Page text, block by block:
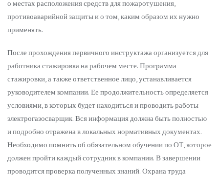
о местах расположения средств для пожаротушения,
противоаварийной защиты и о том, каким образом их нужно
применять.
После прохождения первичного инструктажа организуется для
работника стажировка на рабочем месте. Программа
стажировки, а также ответственное лицо, устанавливается
руководителем компании. Ее продолжительность определяется
условиями, в которых будет находиться и проводить работы
электрогазосварщик. Вся информация должна быть полностью
и подробно отражена в локальных нормативных документах.
Необходимо помнить об обязательном обучении по ОТ, которое
должен пройти каждый сотрудник в компании. В завершении
проводится проверка полученных знаний. Охрана труда